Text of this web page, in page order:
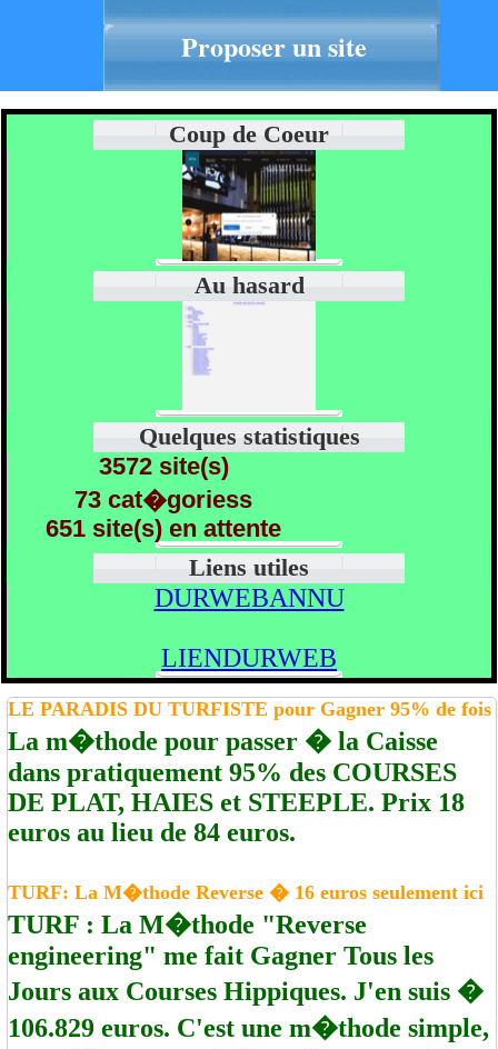
Proposer un site
Coup de Coeur
Au hasard
Quelques statistiques
3572 site(s)
73 cat�goriess
651 site(s) en attente
Liens utiles
DURWEBANNU
LIENDURWEB
LE PARADIS DU TURFISTE pour Gagner 95% de fois
La m�thode pour passer � la Caisse
dans pratiquement 95% des COURSES
DE PLAT, HAIES et STEEPLE. Prix 18
euros au lieu de 84 euros.
TURF: La M�thode Reverse � 16 euros seulement ici
TURF : La M�thode "Reverse
engineering" me fait Gagner Tous les
Jours aux Courses Hippiques. J'en suis �
106.829 euros. C'est une m�thode simple,